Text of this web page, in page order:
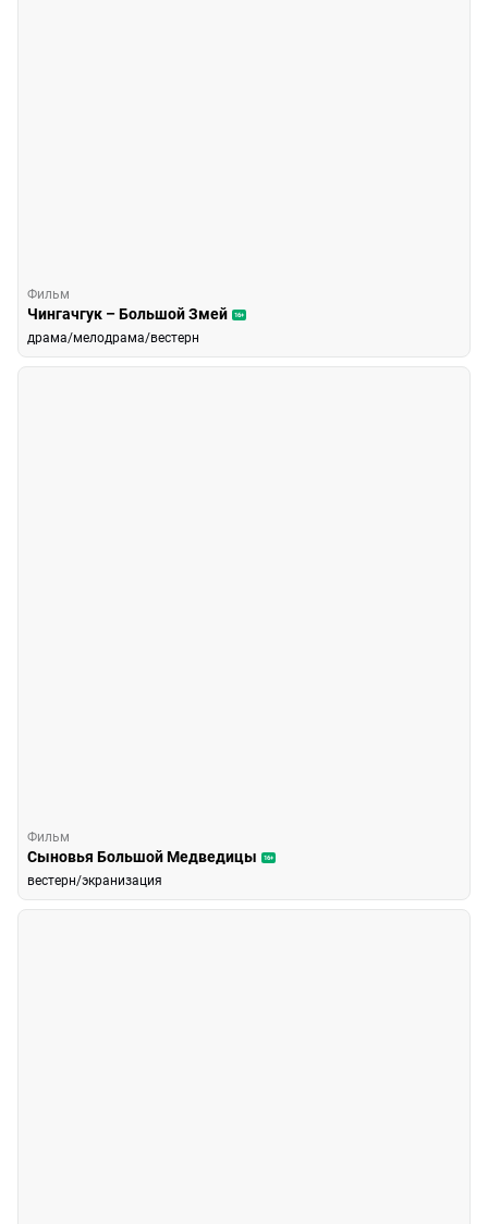
Фильм
Чингачгук – Большой Змей 16+
драма/мелодрама/вестерн
Фильм
Сыновья Большой Медведицы 16+
вестерн/экранизация